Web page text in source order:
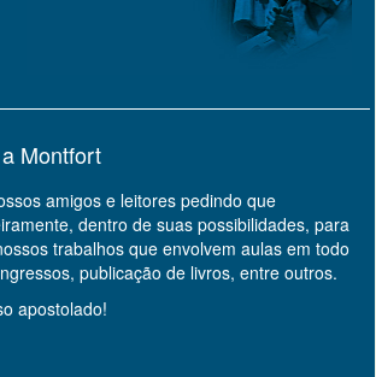
Montfort
amigos e leitores pedindo que
dentro de suas possibilidades, para
trabalhos que envolvem aulas em todo
publicação de livros, entre outros.
apostolado!